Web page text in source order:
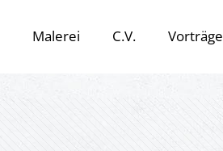
Malerei C.V. Vorträge